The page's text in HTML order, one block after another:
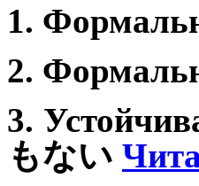
1.
2.
3.
もない